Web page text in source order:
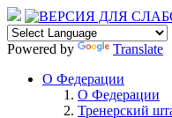
Powered by
Translate
О Федерации
О Федерации
Тренерский